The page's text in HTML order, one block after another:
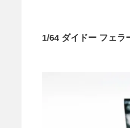
1/64 ダイドー フェラ